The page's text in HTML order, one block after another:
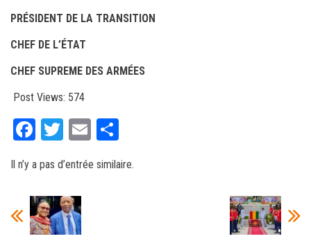
PRÉSIDENT DE LA TRANSITION
CHEF DE L’ÉTAT
CHEF SUPREME DES ARMÉES
Post Views: 574
Fa
bo
ok
T
tt
er
E
ail ag
Il n’y a pas d’entrée similaire.